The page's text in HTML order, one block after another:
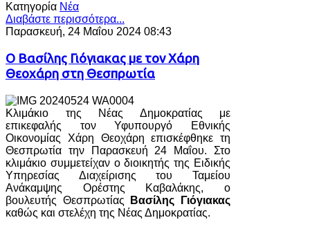
Κατηγορία Νέα
Διαβάστε περισσότερα...
Παρασκευή, 24 Μαΐου 2024 08:43
Ο Βασίλης Γιόγιακας με τον Χάρη
Θεοχάρη στη Θεσπρωτία
Κλιμάκιο της Νέας Δημοκρατίας με
επικεφαλής τον Υφυπουργό Εθνικής
Οικονομίας Χάρη Θεοχάρη επισκέφθηκε τη
Θεσπρωτία την Παρασκευή 24 Μαΐου. Στο
κλιμάκιο συμμετείχαν ο διοικητής της Ειδικής
Υπηρεσίας Διαχείρισης του Ταμείου
Ανάκαμψης Ορέστης Καβαλάκης, ο
βουλευτής Θεσπρωτίας
Βασίλης Γιόγιακας
καθώς και στελέχη της Νέας Δημοκρατίας.